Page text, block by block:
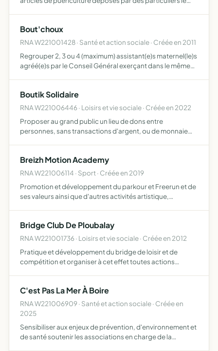
Bout'choux
RNA W221001428 · Santé et action sociale · Créée en 2011
Regrouper 2, 3 ou 4 (maximum) assistant(e)s maternel(le)s
agréé(e)s par le Conseil Général exerçant dans le même
Boutik Solidaire
RNA W221006446 · Loisirs et vie sociale · Créée en 2022
Proposer au grand public un lieu de dons entre
personnes, sans transactions d'argent, ou de monnaie
fondatri…
Breizh Motion Academy
RNA W221006114 · Sport · Créée en 2019
Promotion et développement du parkour et Freerun et de
ses valeurs ainsi que d'autres activités artistique,
Bridge Club De Ploubalay
RNA W221001736 · Loisirs et vie sociale · Créée en 2012
Pratique et développement du bridge de loisir et de
compétition et organiser à cet effet toutes actions
C'est Pas La Mer À Boire
RNA W221006909 · Santé et action sociale · Créée en
2025
Sensibiliser aux enjeux de prévention, d'environnement et
de santé soutenir les associations en charge de la